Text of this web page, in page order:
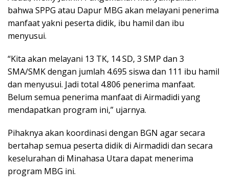
bahwa SPPG atau Dapur MBG akan melayani penerima
manfaat yakni peserta didik, ibu hamil dan ibu
menyusui.
“Kita akan melayani 13 TK, 14 SD, 3 SMP dan 3
SMA/SMK dengan jumlah 4.695 siswa dan 111 ibu hamil
dan menyusui. Jadi total 4.806 penerima manfaat.
Belum semua penerima manfaat di Airmadidi yang
mendapatkan program ini,” ujarnya.
Pihaknya akan koordinasi dengan BGN agar secara
bertahap semua peserta didik di Airmadidi dan secara
keselurahan di Minahasa Utara dapat menerima
program MBG ini.